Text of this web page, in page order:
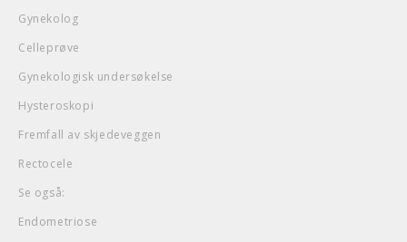
Gynekolog
Celleprøve
Gynekologisk undersøkelse
Hysteroskopi
Fremfall av skjedeveggen
Rectocele
Se også:
Endometriose